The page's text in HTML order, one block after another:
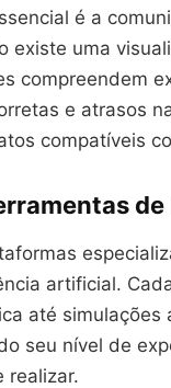
é a
existe uma
compreendem
e atrasos
compatíveis
artificial.
até
seu nível de
realizar.